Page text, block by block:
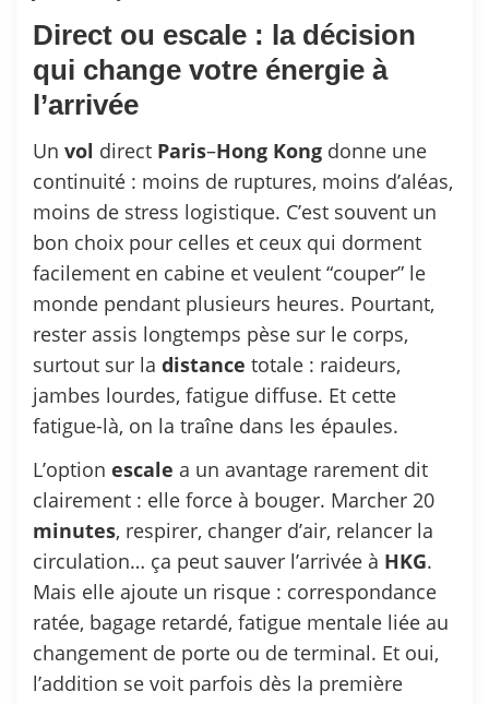
Direct ou escale : la décision
qui change votre énergie à
l’arrivée
Un vol direct Paris–Hong Kong donne une
continuité : moins de ruptures, moins d’aléas,
moins de stress logistique. C’est souvent un
bon choix pour celles et ceux qui dorment
facilement en cabine et veulent “couper” le
monde pendant plusieurs heures. Pourtant,
rester assis longtemps pèse sur le corps,
surtout sur la distance totale : raideurs,
jambes lourdes, fatigue diffuse. Et cette
fatigue-là, on la traîne dans les épaules.
L’option escale a un avantage rarement dit
clairement : elle force à bouger. Marcher 20
minutes, respirer, changer d’air, relancer la
circulation… ça peut sauver l’arrivée à HKG.
Mais elle ajoute un risque : correspondance
ratée, bagage retardé, fatigue mentale liée au
changement de porte ou de terminal. Et oui,
l’addition se voit parfois dès la première